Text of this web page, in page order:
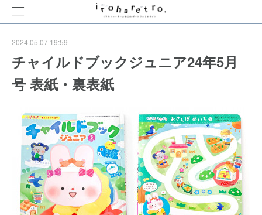
2024.05.07 19:59
チャイルドブックジュニア24年5月
号 表紙・裏表紙